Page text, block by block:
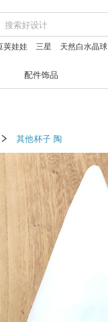
荚娃娃 三星 天然白水晶球
配件饰品
其他杯子 陶